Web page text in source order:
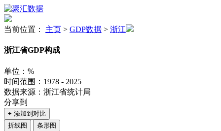
当前位置： 主页 > GDP数据 > 浙江
浙江省GDP构成
单位：%
时间范围：1978 - 2025
数据来源：浙江省统计局
分享到
+ 添加到对比
折线图
条形图